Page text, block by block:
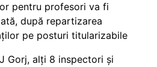
pentru profesori va fi
după repartizarea
pe posturi titularizabile
Gorj, alți 8 inspectori și